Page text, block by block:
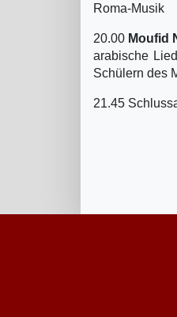
Roma-Musik
20.00 Moufid
arabische
Schülern des
21.45